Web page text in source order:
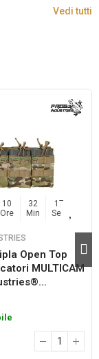
Vedi tutti
10
Ore
32
Min
16
Sec
Open Top
MULTICAM